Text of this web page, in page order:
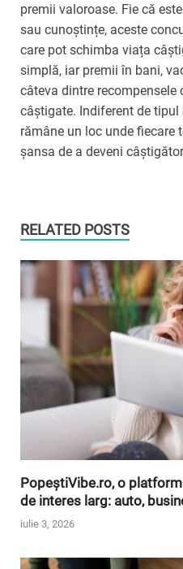
premii valoroase. Fie că
sau cunoștințe, aceste
care pot schimba viața
simplă, iar premii în bani,
câteva dintre recompensele
câștigate. Indiferent de tipul
rămâne un loc unde fiecare
șansa de a deveni
RELATED POSTS
PopeștiVibe.ro, o
de interes larg: auto,
iulie 3, 2026